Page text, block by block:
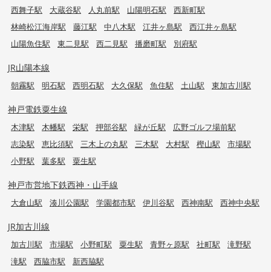
西舞子駅 大蔵谷駅 人丸前駅 山陽明石駅
西新町駅
林崎松江海岸駅
藤江駅 中八木駅 江井ヶ島駅
西江井ヶ島駅
山陽魚住駅
東二見駅 西二見駅 播磨町駅 別府駅
JR山陽本線
朝霧駅 明石駅 西明石駅 大久保駅 魚住駅 土山駅 東加古川駅
神戸電鉄粟生線
木津駅 木幡駅 栄駅 押部谷駅 緑が丘駅
広野ゴルフ場前駅
志染駅
恵比須駅 三木上の丸駅 三木駅 大村駅 樫山駅
市場駅
小野駅
葉多駅 粟生駅
神戸市営地下鉄西神・山手線
大倉山駅 湊川公園駅 学園都市駅 伊川谷駅 西神南駅 西神中央駅
JR加古川線
加古川駅 市場駅 小野町駅 粟生駅 青野ヶ原駅 社町駅
滝野駅
滝駅
西脇市駅 新西脇駅